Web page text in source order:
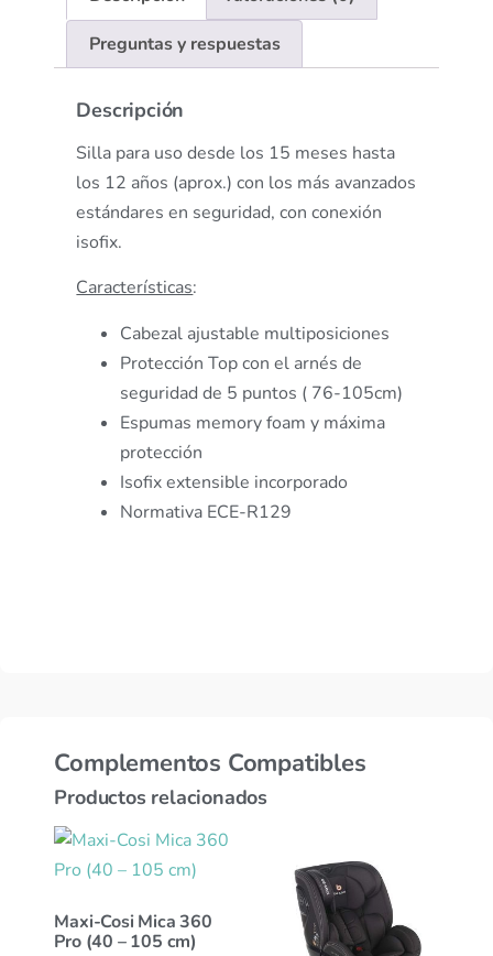
Preguntas y respuestas
Descripción
Silla para uso desde los 15 meses hasta
los 12 años (aprox.) con los más avanzados
estándares en seguridad, con conexión
isofix.
Características:
Cabezal ajustable multiposiciones
Protección Top con el arnés de
seguridad de 5 puntos ( 76-105cm)
Espumas memory foam y máxima
protección
Isofix extensible incorporado
Normativa ECE-R129
Complementos Compatibles
Productos relacionados
Maxi-Cosi Mica 360
Pro (40 – 105 cm)